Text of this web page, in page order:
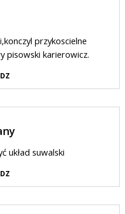
przykoscielne
pisowski karierowicz.
układ suwalski